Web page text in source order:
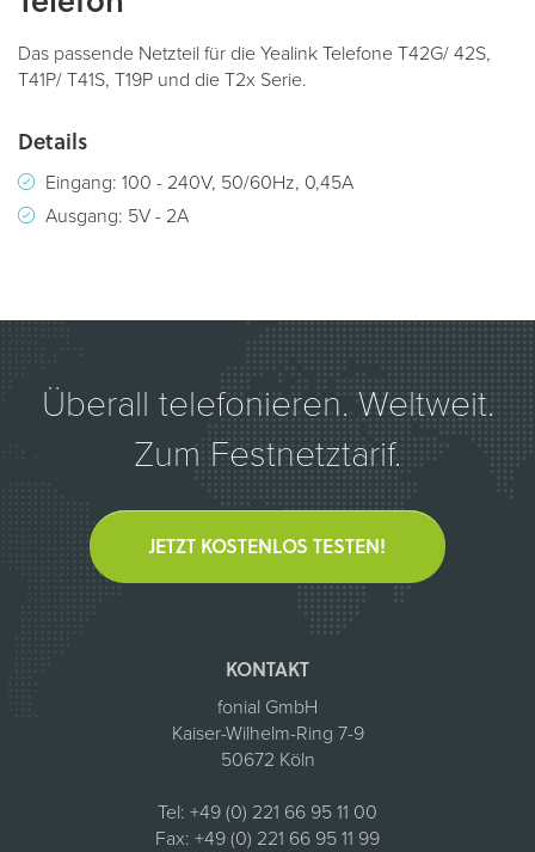
Das passende Netzteil für die Yealink Telefone T42G/ 42S,
T41P/ T41S, T19P und die T2x Serie.
Details
Eingang: 100 - 240V, 50/60Hz, 0,45A
Ausgang: 5V - 2A
Überall telefonieren. Weltweit.
Zum Festnetztarif.
JETZT KOSTENLOS TESTEN!
KONTAKT
fonial GmbH
Kaiser-Wilhelm-Ring 7-9
50672 Köln
Tel: +49 (0) 221 66 95 11 00
Fax: +49 (0) 221 66 95 11 99